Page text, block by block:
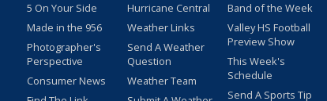
5 On Your Side
Made in the 956
Photographer's
Perspective
Consumer News
Hurricane Central
Weather Links
Send A Weather
Question
Weather Team
Band of the Week
Valley HS Football
Preview Show
This Week's
Schedule
Send A Sports Tip